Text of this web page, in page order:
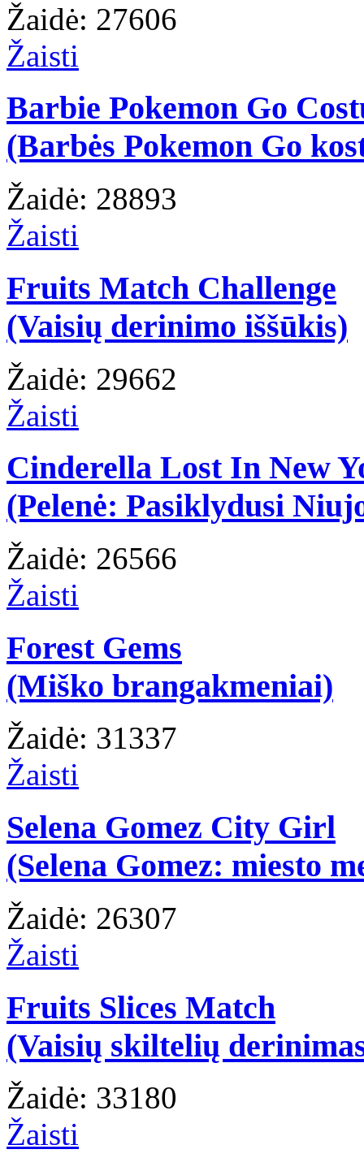
Žaidė: 27606
Žaisti
Barbie Pokemon Go
(Barbės Pokemon Go
Žaidė: 28893
Žaisti
Fruits Match Challenge
(Vaisių derinimo iššūkis)
Žaidė: 29662
Žaisti
Cinderella Lost In New
(Pelenė: Pasiklydusi
Žaidė: 26566
Žaisti
Forest Gems
(Miško brangakmeniai)
Žaidė: 31337
Žaisti
Selena Gomez City Girl
(Selena Gomez: miesto
Žaidė: 26307
Žaisti
Fruits Slices Match
(Vaisių skiltelių
Žaidė: 33180
Žaisti